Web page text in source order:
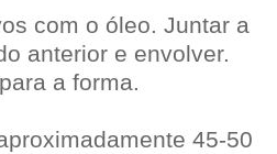
com o óleo. Juntar a
anterior e envolver.
a forma.
45-50